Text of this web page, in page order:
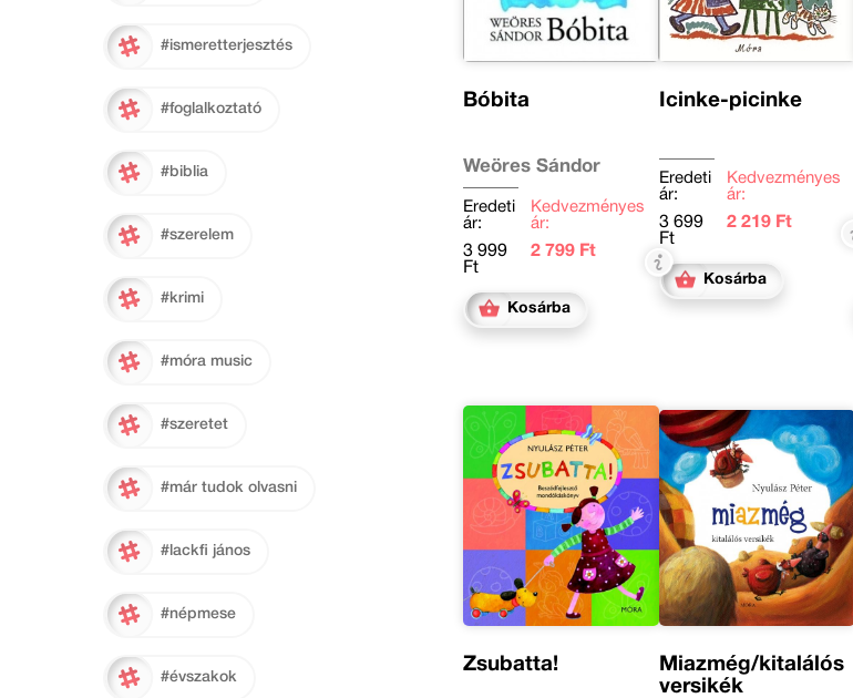
#ismeretterjesztés
#foglalkoztató
#biblia
#szerelem
#krimi
#móra music
#szeretet
#már tudok olvasni
#lackfi jános
#népmese
#évszakok
Bóbita
Weöres Sándor
Eredeti
ár:
3 999
Ft
Kedvezményes
ár:
2 799 Ft
Kosárba
Icinke-picinke
Eredeti
ár:
3 699
Ft
Kedvezményes
ár:
2 219 Ft
Kosárba
Zsubatta!
Miazmég/kitalálós
versikék